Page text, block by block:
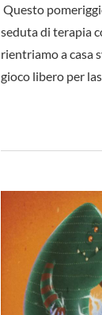
Questo
seduta di terapia
rientriamo a casa
gioco libero per